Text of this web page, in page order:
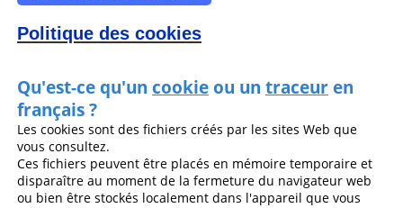
Politique des cookies
Qu'est-ce qu'un cookieou un traceuren
français ?
Les cookies sont des fichiers créés par les sites Web que
vous consultez.
Ces fichiers peuvent être placés en mémoire temporaire et
disparaître au moment de la fermeture du navigateur web
ou bien être stockés localement dans l'appareil que vous